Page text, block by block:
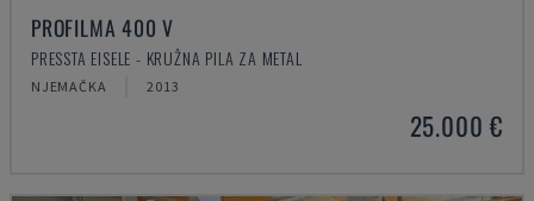
PROFILMA 400 V
PRESSTA EISELE - KRUŽNA PILA ZA METAL
NJEMAČKA 2013
25.000 €